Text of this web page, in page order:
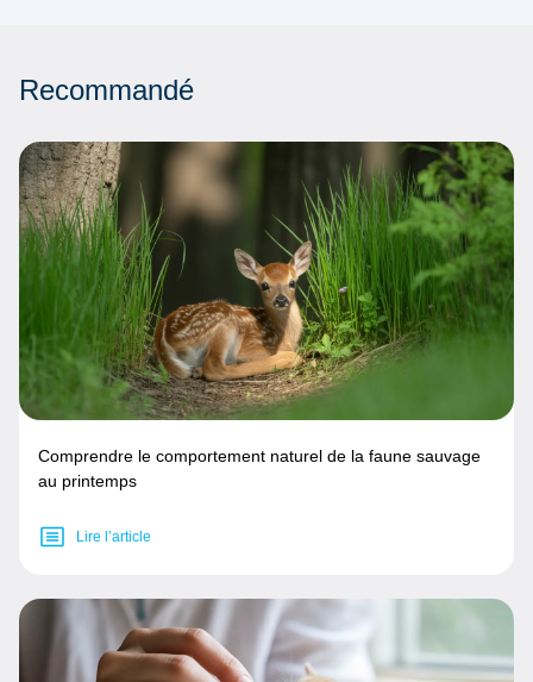
Recommandé
Comprendre le comportement naturel de la faune sauvage
au printemps
Lire l’article